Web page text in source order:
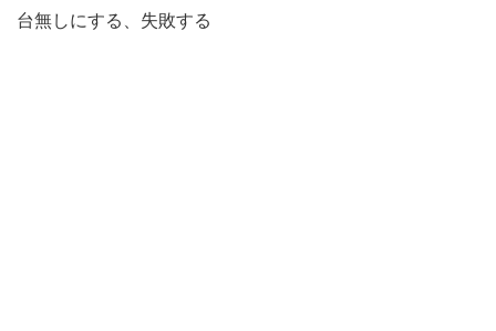
台無しにする、失敗する